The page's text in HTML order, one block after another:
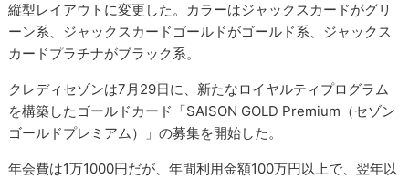
縦型レイアウトに変更した。カラーはジャックスカードがグリ
ーン系、ジャックスカードゴールドがゴールド系、ジャックス
カードプラチナがブラック系。
クレディセゾンは7月29日に、新たなロイヤルティプログラム
を構築したゴールドカード「SAISON GOLD Premium（セゾン
ゴールドプレミアム）」の募集を開始した。
年会費は1万1000円だが、年間利用金額100万円以上で、翌年以